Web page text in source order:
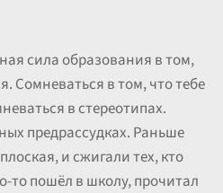
сила образования в том,
Сомневаться в том, что тебе
в стереотипах.
предрассудках. Раньше
и сжигали тех, кто
то пошёл в школу, прочитал